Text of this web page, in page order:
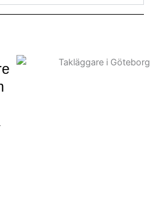
erbjuder med både
I en stad där väder spelar en